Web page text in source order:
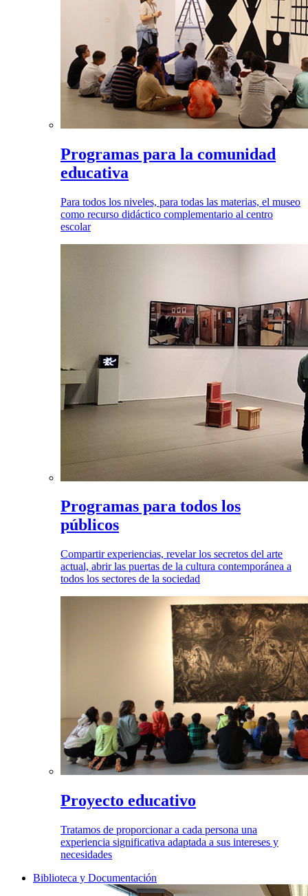
Programas para la comunidad
educativa
Para todos los niveles, para todas las materias, el museo
como recurso didáctico complementario al centro
escolar
Programas para todos los
públicos
Compartir experiencias, revelar los secretos del arte
actual, abrir las puertas de la cultura contemporánea a
todos los sectores de la sociedad
Proyecto educativo
Tratamos de proporcionar a cada persona una
experiencia significativa adaptada a sus intereses y
necesidades
Biblioteca y Documentación